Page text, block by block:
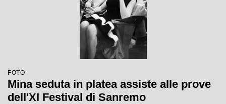
FOTO
Mina seduta in platea assiste alle prove
dell'XI Festival di Sanremo